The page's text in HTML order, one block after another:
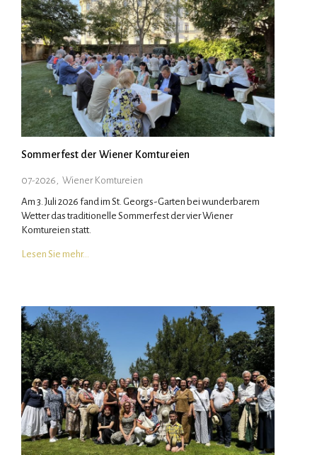
Sommerfest der Wiener Komtureien
07-2026 , Wiener Komtureien
Am 3. Juli 2026 fand im St. Georgs-Garten bei wunderbarem
Wetter das traditionelle Sommerfest der vier Wiener
Komtureien statt.
Lesen Sie mehr…